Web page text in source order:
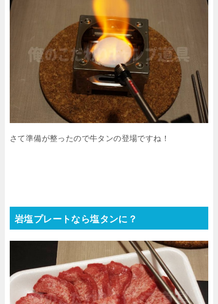
さて準備が整ったので牛タンの登場ですね！
岩塩プレートなら塩タンに？